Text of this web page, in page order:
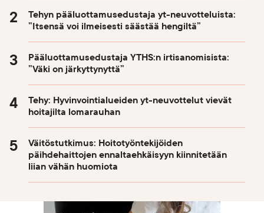
Tehyn pääluottamusedustaja yt-neuvotteluista:
”Itsensä voi ilmeisesti säästää hengiltä”
Pääluottamusedustaja YTHS:n irtisanomisista:
”Väki on järkyttynyttä”
Tehy: Hyvinvointialueiden yt-neuvottelut vievät
hoitajilta lomarauhan
Väitöstutkimus: Hoitotyöntekijöiden
päihdehaittojen ennaltaehkäisyyn kiinnitetään
liian vähän huomiota